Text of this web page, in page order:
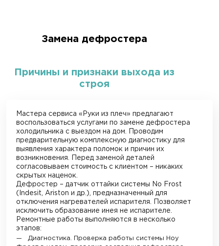
Замена дефростера
Причины и признаки выхода из
строя
Мастера сервиса «Руки из плеч» предлагают
воспользоваться услугами по замене дефростера
холодильника с выездом на дом. Проводим
предварительную комплексную диагностику для
выявления характера поломок и причин их
возникновения. Перед заменой деталей
согласовываем стоимость с клиентом – никаких
скрытых наценок.
Дефростер – датчик оттайки системы No Frost
(Indesit, Ariston и др.), предназначенный для
отключения нагревателей испарителя. Позволяет
исключить образование инея не испарителе.
Ремонтные работы выполняются в несколько
этапов:
Диагностика. Проверка работы системы Ноу